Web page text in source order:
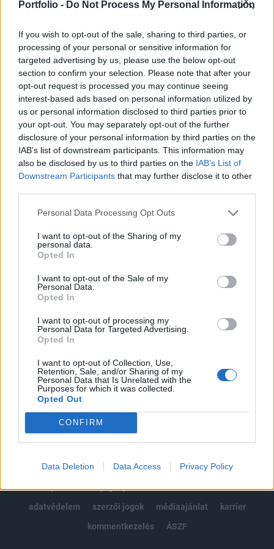
Portfolio - Do Not Process My Personal Information
If you wish to opt-out of the sale, sharing to third parties, or
processing of your personal or sensitive information for
targeted advertising by us, please use the below opt-out
section to confirm your selection. Please note that after your
opt-out request is processed you may continue seeing
interest-based ads based on personal information utilized by
us or personal information disclosed to third parties prior to
your opt-out. You may separately opt-out of the further
disclosure of your personal information by third parties on the
IAB’s list of downstream participants. This information may
also be disclosed by us to third parties on the IAB’s List of
Downstream Participants that may further disclose it to other
Personal Data Processing Opt Outs
I want to opt-out of the Sharing of my
personal data.
Opted In
I want to opt-out of the Sale of my
Personal Data.
Opted In
I want to opt-out of processing my
Personal Data for Targeted Advertising.
Opted In
I want to opt-out of Collection, Use,
Retention, Sale, and/or Sharing of my
Personal Data that Is Unrelated with the
Purposes for which it was collected.
Opted Out
CONFIRM
Data Deletion Data Access Privacy Policy
aggályait is, veszélyes útra tért - jelentette ki a
Vang Ven-pin szóvivő ezt szokásos sajtótájékoztatóján
közölte arra a kérdésre válaszolva, hogy Peking miként
értékeli az Egyesült Államok, Nagy-Britannia és Ausztrália
tervét arra vonatkozóan, hogy Ausztráliát a legkorszerűbb,
atommeghajtású támadó tengeralattjárókkal kívánják
ellátni. A szóvivő Hszi Csin-ping államelnök és Joe Biden
amerikai elnök esetleges...
KEDVES OLVASÓNK!
A keresett cikk a portfolio.hu hírarchívumához
tartozik, melynek olvasása előfizetéses
Az előfizetés a következőket tartalmazza:
Kötéslisták: BÉT elmúlt 2 év napon belüli
kötéslistái
Előfizetés
MÁR ELŐFIZETŐNK VAGY?BEJELENTKEZÉS
© 2026 Portfolio
impresszum
jogi nyilatkozat
süti beállítások
adatvédelem
szerzői jogok médiaajánlat
karrier
kommentkezelés
ÁSZF